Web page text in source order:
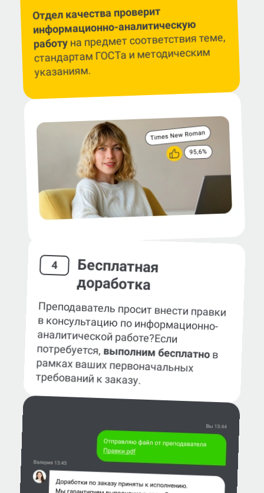
Отдел качества проверит
информационно-аналитическую
работуна предмет соответствия теме,
стандартам ГОСТа и методическим
указаниям.
4 Бесплатная
доработка
Преподаватель просит внести правки
в консультацию по информационно-
аналитической работе?Если
потребуется, выполним бесплатнов
рамках ваших первоначальных
требований к заказу.